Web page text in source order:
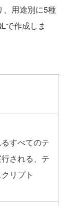
、用途別に5種
で作成しま
すべてのテ
される、テ
リプト